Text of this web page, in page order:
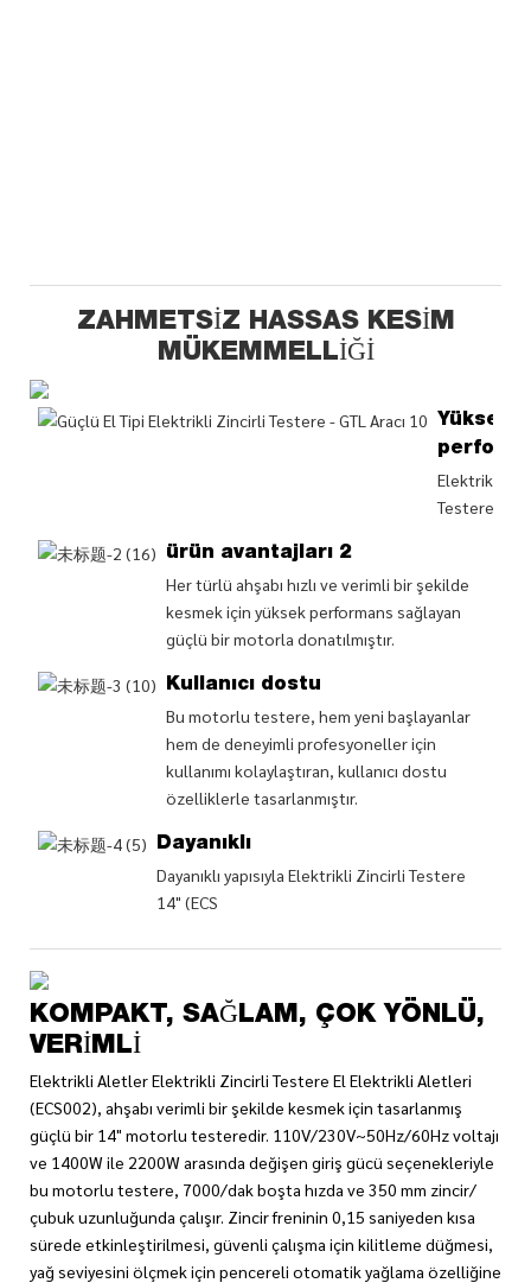
ZAHMETSIZ HASSAS KESIM
MÜKEMMELLIĞI
Yüksek
Elektrikli
Testere 14"
ürün avantajları 2
Her türlü ahşabı hızlı ve verimli bir şekilde
kesmek için yüksek performans sağlayan
güçlü bir motorla donatılmıştır.
Kullanıcı dostu
Bu motorlu testere, hem yeni başlayanlar
hem de deneyimli profesyoneller için
kullanımı kolaylaştıran, kullanıcı dostu
özelliklerle tasarlanmıştır.
Dayanıklı
Dayanıklı yapısıyla Elektrikli Zincirli Testere
14" (ECS
KOMPAKT, SAĞLAM, ÇOK YÖNLÜ,
VERIMLI
Elektrikli Aletler Elektrikli Zincirli Testere El Elektrikli Aletleri
(ECS002), ahşabı verimli bir şekilde kesmek için tasarlanmış
güçlü bir 14" motorlu testeredir. 110V/230V~50Hz/60Hz voltajı
ve 1400W ile 2200W arasında değişen giriş gücü seçenekleriyle
bu motorlu testere, 7000/dak boşta hızda ve 350 mm zincir/
çubuk uzunluğunda çalışır. Zincir freninin 0,15 saniyeden kısa
sürede etkinleştirilmesi, güvenli çalışma için kilitleme düğmesi,
yağ seviyesini ölçmek için pencereli otomatik yağlama özelliğine